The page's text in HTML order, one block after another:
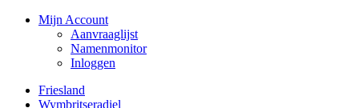
Mijn Account
Aanvraaglijst
Namenmonitor
Inloggen
Friesland
Wymbritseradiel